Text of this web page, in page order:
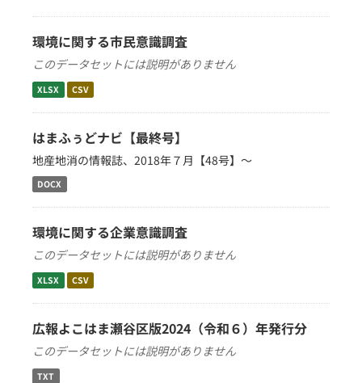
環境に関する市民意識調査
このデータセットには説明がありません
XLSX CSV
はまふぅどナビ【最終号】
地産地消の情報誌、2018年７月【48号】～
DOCX
環境に関する企業意識調査
このデータセットには説明がありません
XLSX CSV
広報よこはま瀬谷区版2024（令和６）年発行分
このデータセットには説明がありません
TXT